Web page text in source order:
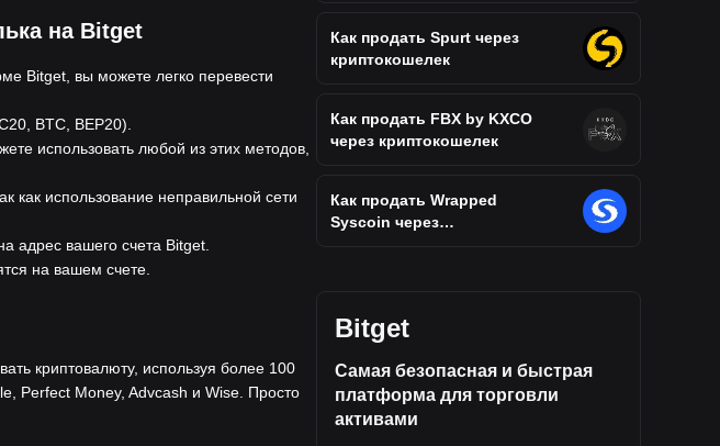
на Bitget
Bitget, вы можете легко перевести
BTC, BEP20).
использовать любой из этих методов,
как использование неправильной сети
адрес вашего счета Bitget.
на вашем счете.
криптовалюту, используя более 100
Perfect Money, Advcash и Wise. Просто
Как продать Spurt через
криптокошелек
Как продать FBX by KXCO
через криптокошелек
Как продать Wrapped
Syscoin через
Bitget
Самая безопасная и быстрая
платформа для торговли
активами